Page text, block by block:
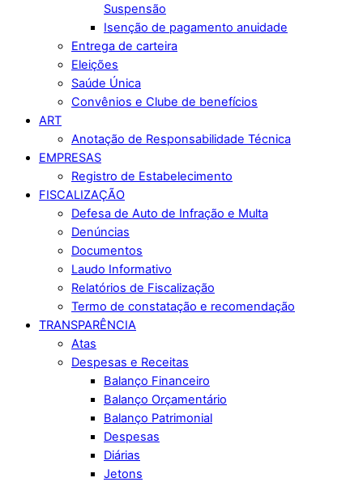
Suspensão
Isenção de pagamento anuidade
Entrega de carteira
Eleições
Saúde Única
Convênios e Clube de benefícios
ART
Anotação de Responsabilidade Técnica
EMPRESAS
Registro de Estabelecimento
FISCALIZAÇÃO
Defesa de Auto de Infração e Multa
Denúncias
Documentos
Laudo Informativo
Relatórios de Fiscalização
Termo de constatação e recomendação
TRANSPARÊNCIA
Atas
Despesas e Receitas
Balanço Financeiro
Balanço Orçamentário
Balanço Patrimonial
Despesas
Diárias
Jetons